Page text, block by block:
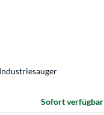
Sofort verfügbar